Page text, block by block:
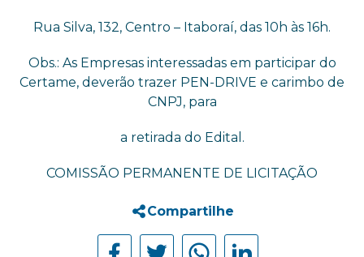
Rua Silva, 132, Centro – Itaboraí, das 10h às 16h.
Obs.: As Empresas interessadas em participar do
Certame, deverão trazer PEN-DRIVE e carimbo de
CNPJ, para
a retirada do Edital.
COMISSÃO PERMANENTE DE LICITAÇÃO
Compartilhe